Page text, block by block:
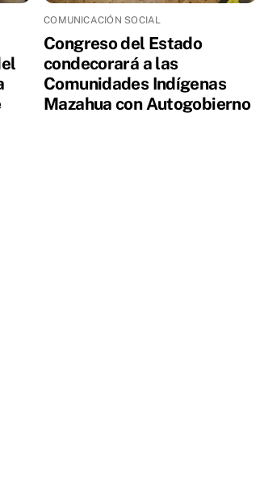
COMUNICACIÓN SOCIAL
Congreso del Estado
condecorará a las
Comunidades Indígenas
Mazahua con Autogobierno